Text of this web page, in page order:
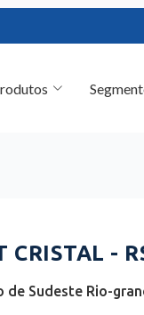
CRISTAL -
Sudeste Rio-